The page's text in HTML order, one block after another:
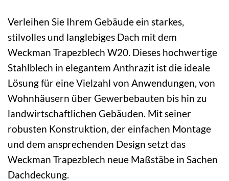
Verleihen Sie Ihrem Gebäude ein starkes,
stilvolles und langlebiges Dach mit dem
Weckman Trapezblech W20. Dieses hochwertige
Stahlblech in elegantem Anthrazit ist die ideale
Lösung für eine Vielzahl von Anwendungen, von
Wohnhäusern über Gewerbebauten bis hin zu
landwirtschaftlichen Gebäuden. Mit seiner
robusten Konstruktion, der einfachen Montage
und dem ansprechenden Design setzt das
Weckman Trapezblech neue Maßstäbe in Sachen
Dachdeckung.